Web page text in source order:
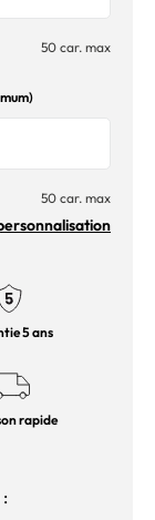
50 car. max
50 car. max
5 ans
rapide